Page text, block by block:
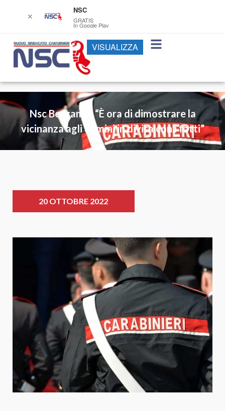
Nsc Bergamo: “È ora di dimostrare la
vicinanza agli uomini in divisa con i fatti”
20 OTTOBRE 2022
✕
NSC
GRATIS
In Google Play
VISUALIZZA